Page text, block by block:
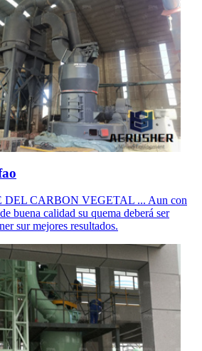
DEL CARBON VEGETAL ... Aun con
buena calidad su quema deberá ser
sur mejores resultados.